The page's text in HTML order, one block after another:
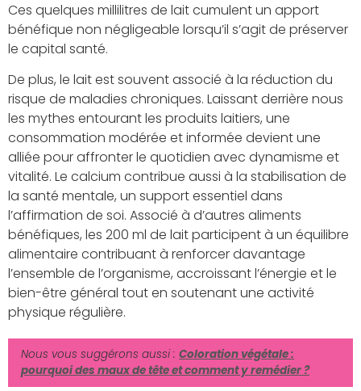
Ces quelques millilitres de lait cumulent un apport
bénéfique non négligeable lorsqu’il s’agit de préserver
le capital santé.
De plus, le lait est souvent associé à la réduction du
risque de maladies chroniques. Laissant derrière nous
les mythes entourant les produits laitiers, une
consommation modérée et informée devient une
alliée pour affronter le quotidien avec dynamisme et
vitalité. Le calcium contribue aussi à la stabilisation de
la santé mentale, un support essentiel dans
l’affirmation de soi. Associé à d’autres aliments
bénéfiques, les 200 ml de lait participent à un équilibre
alimentaire contribuant à renforcer davantage
l’ensemble de l’organisme, accroissant l’énergie et le
bien-être général tout en soutenant une activité
physique régulière.
Nous vous suggérons aussi : Coloration végétale :
pourquoi des maux de tête et comment y remédier ?